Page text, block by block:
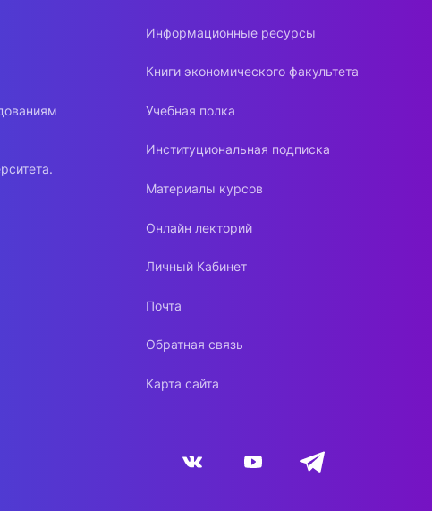
Информационные ресурсы
Книги экономического факультета
Учебная полка
Институциональная подписка
Материалы курсов
Онлайн лекторий
Личный Кабинет
Почта
Обратная связь
Карта сайта